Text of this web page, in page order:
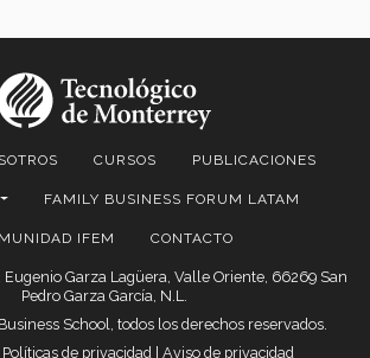
CURSOS PUBLICACIONES
FAMILY BUSINESS FORUM LATAM
IFEM CONTACTO
Eugenio Garza Lagüera, Valle Oriente, 66269 San
Pedro Garza García, N.L.
School, todos los derechos reservados.
Políticas de privacidad| Aviso de privacidad